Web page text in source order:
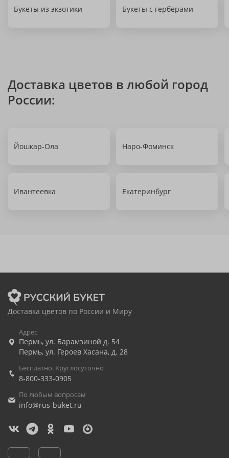
Букеты из экзотики Букеты с герберами
Доставка цветов в любой город
России:
Йошкар-Ола Наро-Фоминск
Ивантеевка Екатеринбург
Доставка цветов по России и Миру
Адрес
Пермь, ул. Барамзиной д. 54
Пермь, ул. Героев Хасана, д. 28
Бесплатно. Круглосуточно
8-800-333-0905
По любым вопросам
info@rus-buket.ru